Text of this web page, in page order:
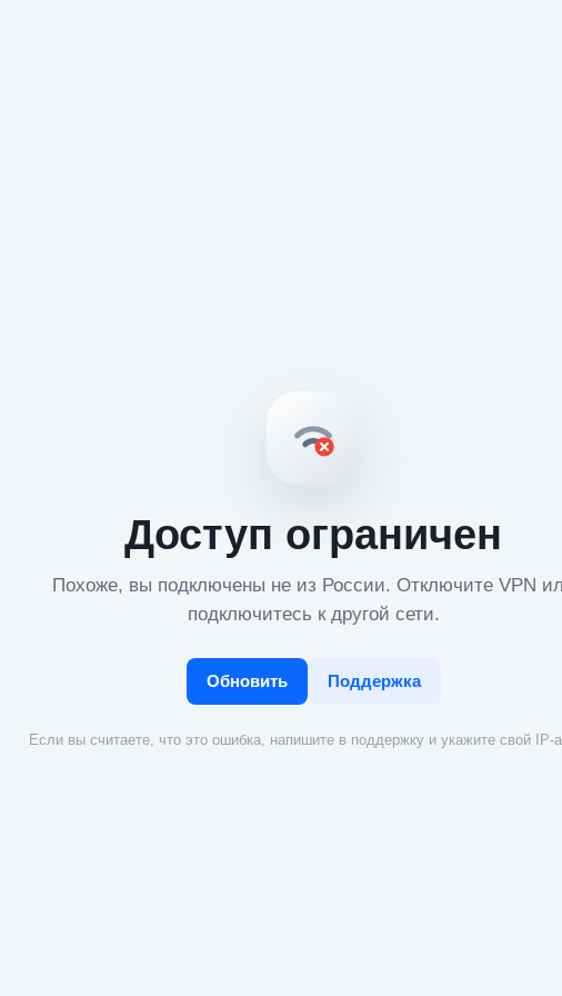
Доступ ограничен
Похоже, вы подключены не из России. Отключите VPN
подключитесь к другой сети.
Обновить Поддержка
Если вы считаете, что это ошибка, напишите в поддержку и укажите свой IP-